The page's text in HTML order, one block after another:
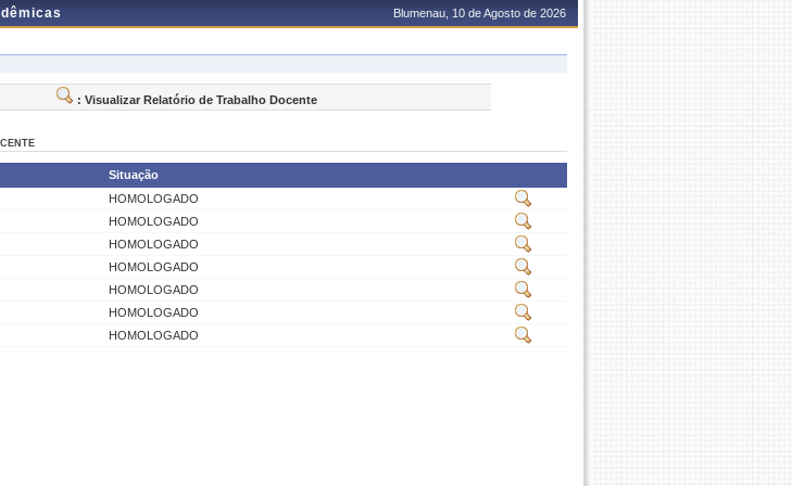
Blumenau, 10 de Agosto de 2026
: Visualizar Relatório de Trabalho Docente
Situação
HOMOLOGADO
HOMOLOGADO
HOMOLOGADO
HOMOLOGADO
HOMOLOGADO
HOMOLOGADO
HOMOLOGADO